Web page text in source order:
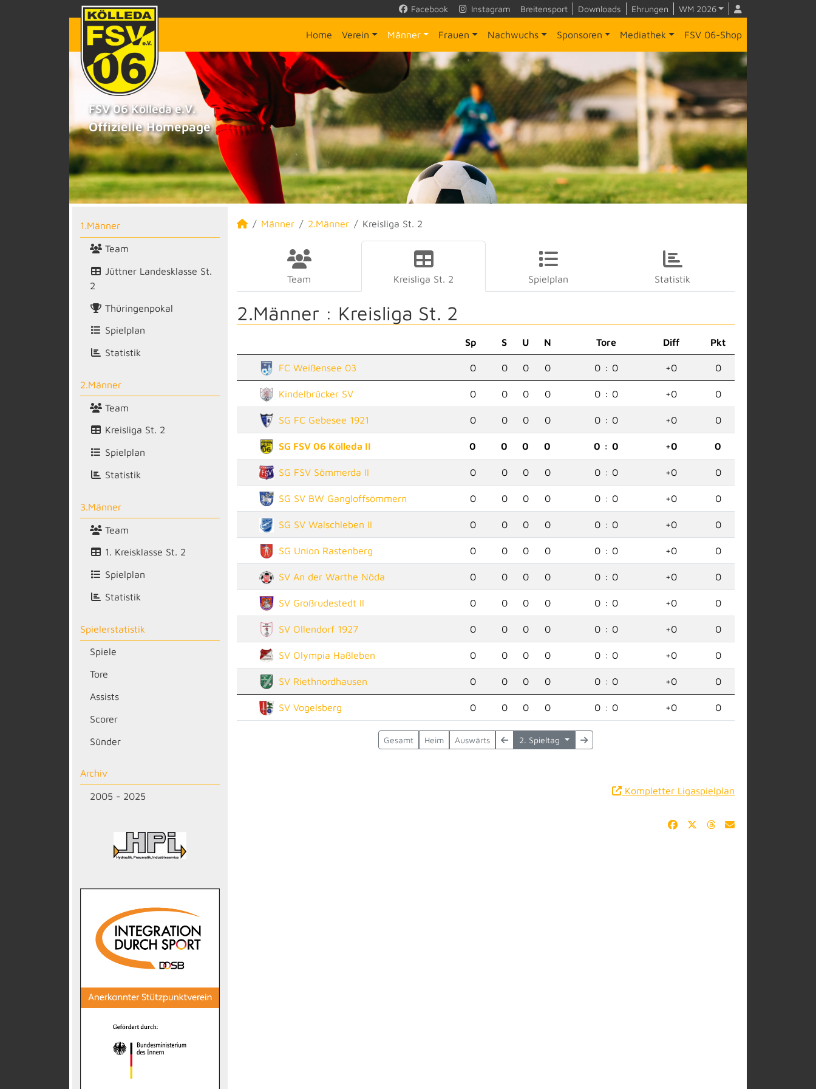
Facebook Instagram Breitensport Downloads Ehrungen WM 2026
Home Verein Männer Frauen Nachwuchs Sponsoren Mediathek FSV 06-Shop
FSV 06 Kölleda e.V.
Offizielle Homepage
1.Männer
Team
Jüttner Landesklasse St.
2
Thüringenpokal
Spielplan
Statistik
2.Männer
Team
Kreisliga St. 2
Spielplan
Statistik
3.Männer
Team
1. Kreisklasse St. 2
Spielplan
Statistik
Spielerstatistik
Spiele
Tore
Assists
Scorer
Sünder
Archiv
2005 - 2025
Männer 2.Männer Kreisliga St. 2
Team Kreisliga St. 2 Spielplan Statistik
2.Männer : Kreisliga St. 2
Sp S U N Tore Diff Pkt
FC Weißensee 03 0 0 0 0 0 : 0 +0 0
Kindelbrücker SV 0 0 0 0 0 : 0 +0 0
SG FC Gebesee 1921 0 0 0 0 0 : 0 +0 0
SG FSV 06 Kölleda II 0 0 0 0 0 : 0 +0 0
SG FSV Sömmerda II 0 0 0 0 0 : 0 +0 0
SG SV BW Gangloffsömmern 0 0 0 0 0 : 0 +0 0
SG SV Walschleben II 0 0 0 0 0 : 0 +0 0
SG Union Rastenberg 0 0 0 0 0 : 0 +0 0
SV An der Warthe Nöda 0 0 0 0 0 : 0 +0 0
SV Großrudestedt II 0 0 0 0 0 : 0 +0 0
SV Ollendorf 1927 0 0 0 0 0 : 0 +0 0
SV Olympia Haßleben 0 0 0 0 0 : 0 +0 0
SV Riethnordhausen 0 0 0 0 0 : 0 +0 0
SV Vogelsberg 0 0 0 0 0 : 0 +0 0
Gesamt Heim Auswärts 2. Spieltag
Kompletter Ligaspielplan